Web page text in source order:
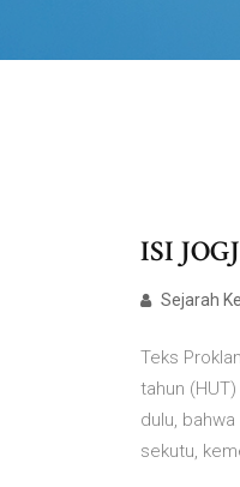
ISI
Sejarah
Teks
tahun
dulu,
sekutu,